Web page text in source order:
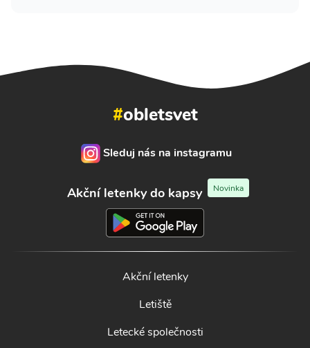
#obletsvet
Sleduj nás na instagramu
Akční letenky do kapsy Novinka
Akční letenky
Letiště
Letecké společnosti